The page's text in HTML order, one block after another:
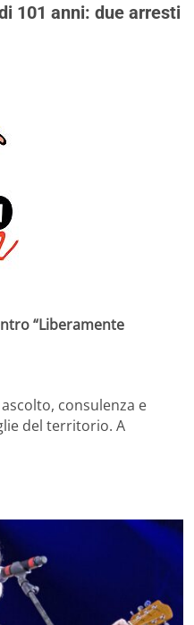
101 anni: due arresti
“Liberamente
consulenza e
del territorio. A